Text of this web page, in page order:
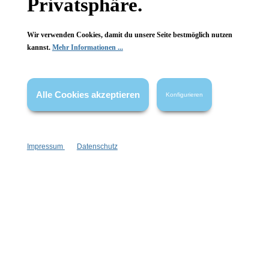
Privatsphäre.
Wir verwenden Cookies, damit du unsere Seite bestmöglich nutzen
kannst. Mehr Informationen ...
Alle Cookies akzeptieren Konfigurieren
Impressum Datenschutz